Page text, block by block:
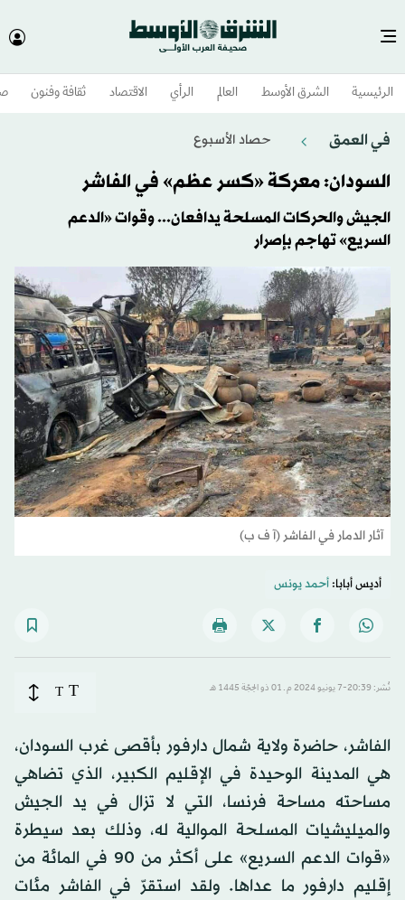
الرئيسية الشرق الأوسط​ العالم الرأي الاقتصاد ثقافة وفنون
في العمق حصاد الأسبوع
السودان: معركة «كسر عظم» في الفاشر
الجيش والحركات المسلحة يدافعان... وقوات «الدعم
السريع» تهاجم بإصرار
آثار الدمار في الفاشر (آ ف ب)
أديس أبابا:أحمد يونس
نُشر: 20:39-7 يونيو 2024 م ـ 01 ذو الحِجّة 1445 هـ T
T
الفاشر، حاضرة ولاية شمال دارفور بأقصى غرب السودان،
هي المدينة الوحيدة في الإقليم الكبير، الذي تضاهي
مساحته مساحة فرنسا، التي لا تزال في يد الجيش
والميليشيات المسلحة الموالية له، وذلك بعد سيطرة
«قوات الدعم السريع» على أكثر من 90 في المائة من
إقليم دارفور ما عداها. ولقد استقرّ في الفاشر مئات